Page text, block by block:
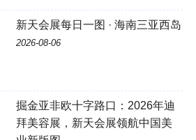
新天会展每日一图 · 海南三亚西岛
2026-08-06
掘金亚非欧十字路口：2026年迪
拜美容展，新天会展领航中国美